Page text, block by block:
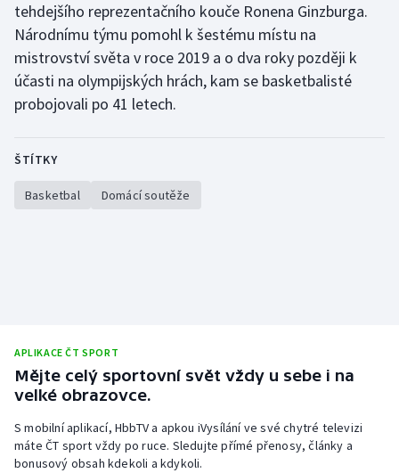
tehdejšího reprezentačního kouče Ronena Ginzburga.
Národnímu týmu pomohl k šestému místu na
mistrovství světa v roce 2019 a o dva roky později k
účasti na olympijských hrách, kam se basketbalisté
probojovali po 41 letech.
ŠTÍTKY
Basketbal Domácí soutěže
APLIKACE ČT SPORT
Mějte celý sportovní svět vždy u sebe i na
velké obrazovce.
S mobilní aplikací, HbbTV a apkou iVysílání ve své chytré televizi
máte ČT sport vždy po ruce. Sledujte přímé přenosy, články a
bonusový obsah kdekoli a kdykoli.